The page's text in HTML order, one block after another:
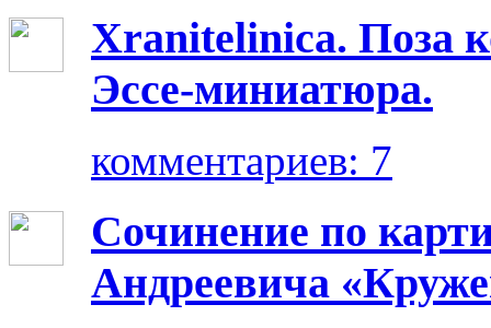
Xranitelinica. Поза
Эссе-миниатюра.
комментариев: 7
Сочинение по
Андреевича